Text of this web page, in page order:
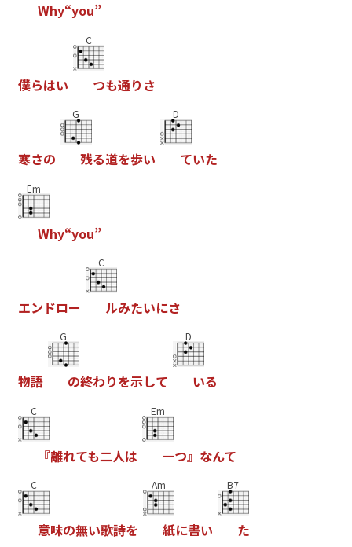
Why“you”
僕らはい
C
つも通り さ
寒さの
G
残る道を歩い
D
ていた
Em
Why“you”
エン ドロー
C
ルみたいにさ
物語
G
の終わりを示して
D
いる
C
『離れても二人は
Em
一つ』 なんて
C
意味の無い歌詩を
Am
紙に書い
B7
た